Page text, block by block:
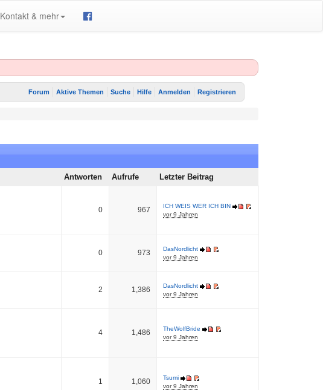
Kontakt & mehr
Forum Aktive Themen Suche Hilfe Anmelden Registrieren
Antworten Aufrufe Letzter Beitrag
0 967
ICH WEIS WER ICH BIN
vor 9 Jahren
0 973
DasNordlicht
vor 9 Jahren
2 1,386
DasNordlicht
vor 9 Jahren
4 1,486
TheWolfBride
vor 9 Jahren
1 1,060
Tsumi
vor 9 Jahren